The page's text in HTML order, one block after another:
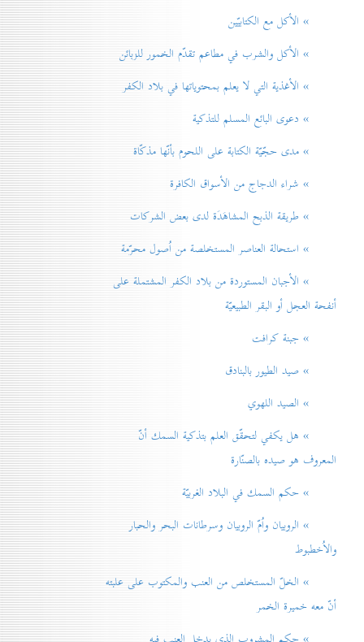
» الأكل مع الكتابيّين
» الأكل والشرب في مطاعم تقدّم الخمور للزبائن
» الأغذية التي لا يعلم بمحتوياتها في بلاد الكفر
» دعوی البائع المسلم للتذكية
» مدی حجّيّة الكتابة على اللحوم بأنّها مذكّاة
» شراء الدجاج من الأسواق الكافرة
» طريقة الذبح المشاهَدَة لدی بعض الشركات
» استحالة العناصر المستخلصة من اُصول محرّمة
» الأجبان المستوردة من بلاد الكفر المشتملة على
أنفحة العجل أو البقر الطبيعيّة
» جبنة كرافت
» صيد الطيور بالبنادق
» الصيد اللهوي
» هل يكفي لتحقّق العلم بتذكية السمك أنّ
المعروف هو صيده بالصنّارة
» حكم السمك في البلاد الغربيّة
» الروبيان واُمّ الروبيان وسرطانات البحر والحبار
والاُخطبوط
» الخلّ المستخلص من العنب والمكتوب على علبته
أنّ معه خميرة الخمر